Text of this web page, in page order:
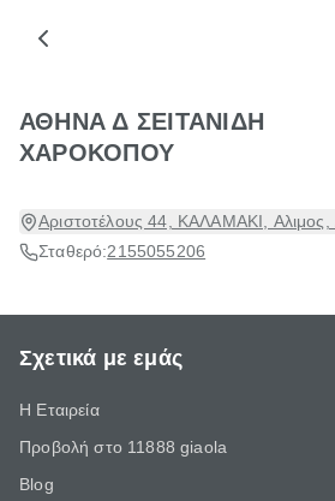
ΑΘΗΝΑ Δ ΣΕΙΤΑΝΙΔΗ
ΧΑΡΟΚΟΠΟΥ
Αριστοτέλους 44, ΚΑΛΑΜΑΚΙ, Αλιμος,
Σταθερό:2155055206
Σχετικά με εμάς
Η Εταιρεία
Προβολή στο 11888 giaola
Blog